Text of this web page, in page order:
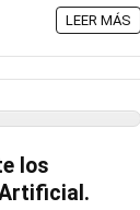
LEER MÁS
los